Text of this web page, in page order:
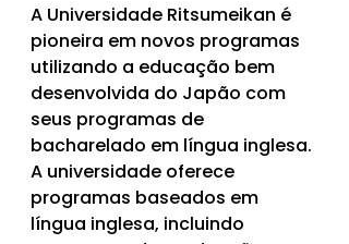
A Universidade Ritsumeikan é
pioneira em novos programas
utilizando a educação bem
desenvolvida do Japão com
seus programas de
bacharelado em língua inglesa.
A universidade oferece
programas baseados em
língua inglesa, incluindo